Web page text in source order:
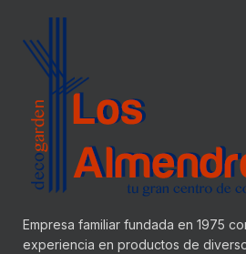
Empresa familiar fundada en 1975
experiencia en productos de